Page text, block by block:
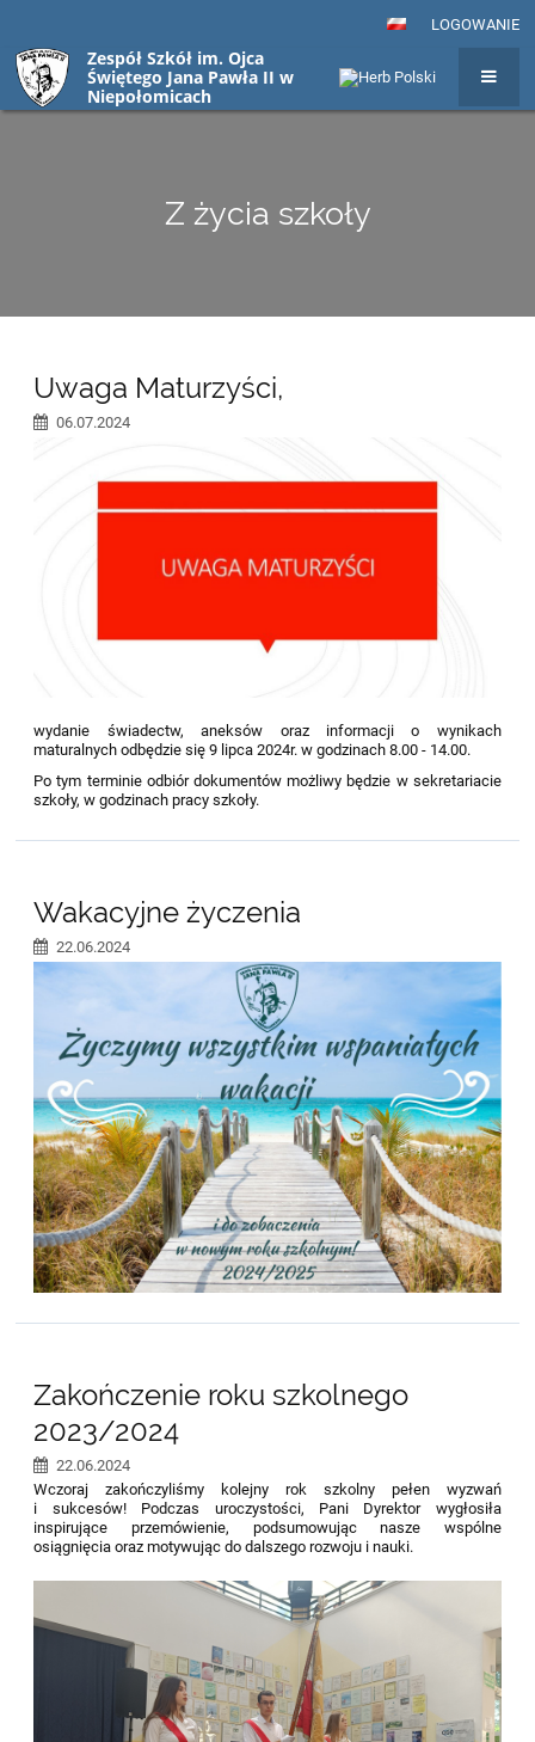
LOGOWANIE
Zespół Szkół im. Ojca
Świętego Jana Pawła II w
Niepołomicach
Z życia szkoły
życia
szkoły
Uwaga Maturzyści,
06.07.2024
wydanie świadectw, aneksów oraz informacji o wynikach
maturalnych odbędzie się 9 lipca 2024r. w godzinach 8.00 - 14.00.
Po tym terminie odbiór dokumentów możliwy będzie w sekretariacie
szkoły, w godzinach pracy szkoły.
Wakacyjne życzenia
22.06.2024
Zakończenie roku szkolnego
2023/2024
22.06.2024
Wczoraj zakończyliśmy kolejny rok szkolny pełen wyzwań
i sukcesów! Podczas uroczystości, Pani Dyrektor wygłosiła
inspirujące przemówienie, podsumowując nasze wspólne
osiągnięcia oraz motywując do dalszego rozwoju i nauki.